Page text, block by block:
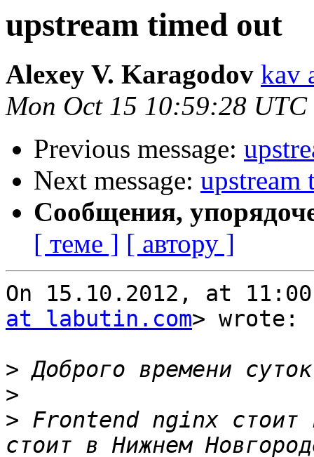
upstream timed out
Alexey V. Karagodov kav
Mon Oct 15 10:59:28 UTC
Previous message:
Next message: upstream
Сообщения,
[ теме ] [ автору ]
On 15.10.2012, at
at labutin.com> wrote:
>
>
> Frontend nginx стоит